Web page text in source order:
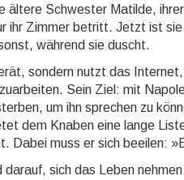
ältere Schwes­ter Matilde,
ihr Zimmer betritt. Jetzt ist
während sie duscht.
sondern nutzt das
Sein Ziel: mit
um ihn sprechen zu
dem Knaben eine lange
Dabei muss er sich be­eilen:
sich das Leben